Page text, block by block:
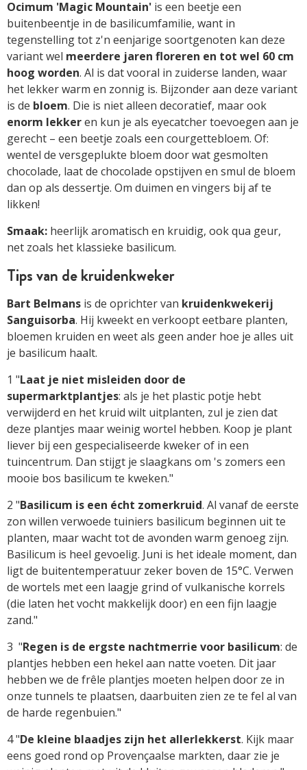
Ocimum 'Magic Mountain' is een beetje een
buitenbeentje in de basilicumfamilie, want in
tegenstelling tot z'n eenjarige soortgenoten kan deze
variant wel meerdere jaren floreren en tot wel 60 cm
hoog worden. Al is dat vooral in zuiderse landen, waar
het lekker warm en zonnig is. Bijzonder aan deze variant
is de bloem. Die is niet alleen decoratief, maar ook
enorm lekkeren kun je als eyecatcher toevoegen aan je
gerecht – een beetje zoals een courgettebloem. Of:
wentel de versgeplukte bloem door wat gesmolten
chocolade, laat de chocolade opstijven en smul de bloem
dan op als dessertje. Om duimen en vingers bij af te
likken!
Smaak: heerlijk aromatisch en kruidig, ook qua geur,
net zoals het klassieke basilicum.
Tips van de kruidenkweker
Bart Belmans is de oprichter van kruidenkwekerij
Sanguisorba. Hij kweekt en verkoopt eetbare planten,
bloemen kruiden en weet als geen ander hoe je alles uit
je basilicum haalt.
1 "Laat je niet misleiden door de
supermarktplantjes: als je het plastic potje hebt
verwijderd en het kruid wilt uitplanten, zul je zien dat
deze plantjes maar weinig wortel hebben. Koop je plant
liever bij een gespecialiseerde kweker of in een
tuincentrum. Dan stijgt je slaagkans om 's zomers een
mooie bos basilicum te kweken."
2 "Basilicum is een écht zomerkruid. Al vanaf de eerste
zon willen verwoede tuiniers basilicum beginnen uit te
planten, maar wacht tot de avonden warm genoeg zijn.
Basilicum is heel gevoelig. Juni is het ideale moment, dan
ligt de buiten­temperatuur zeker boven de 15°C. Verwen
de wortels met een laagje grind of vulkanische korrels
(die laten het vocht makkelijk door) en een fijn laagje
zand."
3 "Regen is de ergste nachtmerrie voor basilicum: de
plantjes hebben een hekel aan natte voeten. Dit jaar
hebben we de frêle plantjes moeten helpen door ze in
onze tunnels te plaatsen, daarbuiten zien ze te fel al van
de harde regenbuien."
4 "De kleine blaadjes zijn het allerlekkerst. Kijk maar
eens goed rond op Provençaalse markten, daar zie je